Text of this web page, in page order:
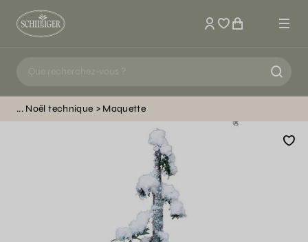
Mon compte
Noël technique Maquette